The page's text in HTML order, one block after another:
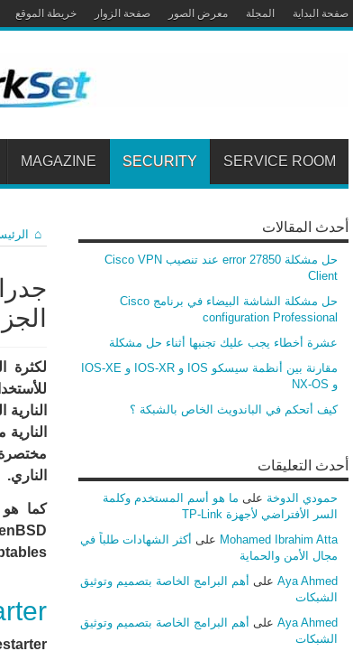
صفحة البداية المجلة معرض الصور صفحة الزوار خريطة الموقع
SERVICE ROOM
SECURITY
MAGAZINE
مختصرة
الناري.
أحدث المقالات
حل مشكلة error 27850 عند تنصيب Cisco VPN
Client
حل مشكلة الشاشة البيضاء في برنامج Cisco
configuration Professional
عشرة أخطاء يجب عليك تجنبها أثناء حل مشكلة
مقارنة بين أنظمة سيسكو IOS و IOS-XR و IOS-XE
و NX-OS
كيف أتحكم في الباندويث الخاص بالشبكة ؟
أحدث التعليقات
حمودي الدوخة على ما هو أسم المستخدم وكلمة
السر الأفتراضي لأجهزة TP-Link
Mohamed Ibrahim Atta على أكثر الشهادات طلباً في
مجال الأمن والحماية
Aya Ahmed على أهم البرامج الخاصة بتصميم وتوثيق
الشبكات
Aya Ahmed على أهم البرامج الخاصة بتصميم وتوثيق
الشبكات